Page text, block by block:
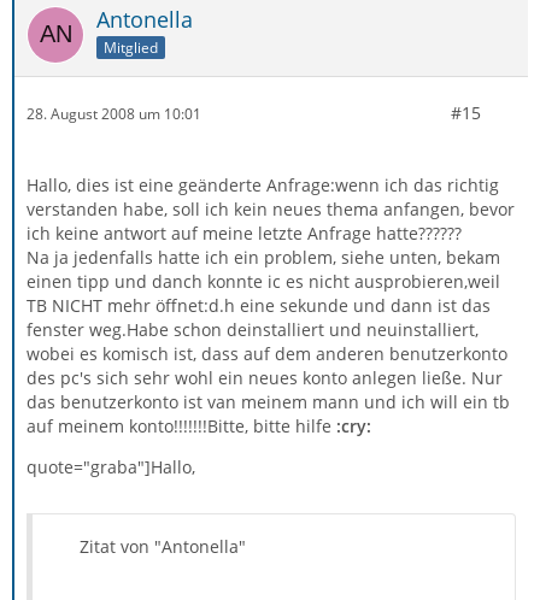
Antonella
Mitglied
28. August 2008 um 10:01 #15
Hallo, dies ist eine geänderte Anfrage:wenn ich das richtig
verstanden habe, soll ich kein neues thema anfangen, bevor
ich keine antwort auf meine letzte Anfrage hatte??????
Na ja jedenfalls hatte ich ein problem, siehe unten, bekam
einen tipp und danch konnte ic es nicht ausprobieren,weil
TB NICHT mehr öffnet:d.h eine sekunde und dann ist das
fenster weg.Habe schon deinstalliert und neuinstalliert,
wobei es komisch ist, dass auf dem anderen benutzerkonto
des pc's sich sehr wohl ein neues konto anlegen ließe. Nur
das benutzerkonto ist van meinem mann und ich will ein tb
auf meinem konto!!!!!!!Bitte, bitte hilfe :cry:
quote="graba"]Hallo,
Zitat von "Antonella"